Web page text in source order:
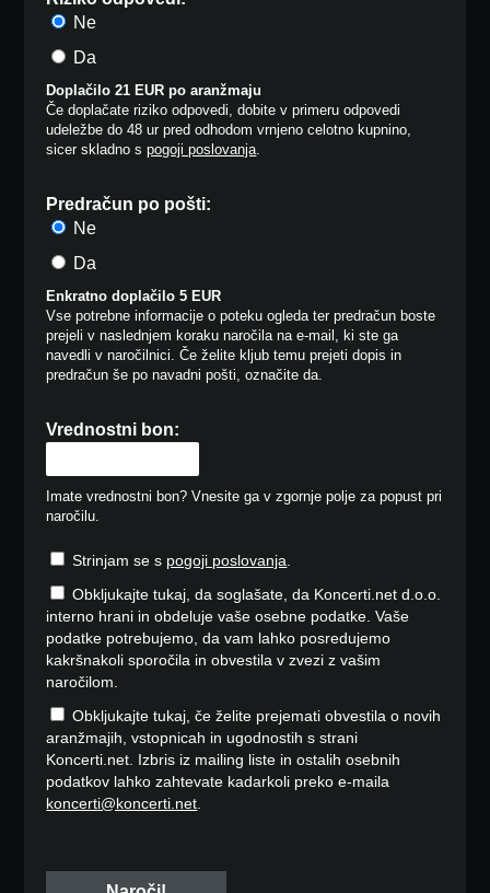
Ne
Da
Doplačilo 21 EUR po aranžmaju
Če doplačate riziko odpovedi, dobite v primeru odpovedi
udeležbe do 48 ur pred odhodom vrnjeno celotno kupnino,
sicer skladno spogoji poslovanja.
Predračun po pošti:
Ne
Da
Enkratno doplačilo 5 EUR
Vse potrebne informacije o poteku ogleda ter predračun boste
prejeli v naslednjem koraku naročila na e-mail, ki ste ga
navedli v naročilnici. Če želite kljub temu prejeti dopis in
predračun še po navadni pošti, označite da.
Vrednostni bon:
Imate vrednostni bon? Vnesite ga v zgornje polje za popust pri
naročilu.
Strinjam se s pogoji poslovanja.
Obkljukajte tukaj, da soglašate, da Koncerti.net d.o.o.
interno hrani in obdeluje vaše osebne podatke. Vaše
podatke potrebujemo, da vam lahko posredujemo
kakršnakoli sporočila in obvestila v zvezi z vašim
naročilom.
Obkljukajte tukaj, če želite prejemati obvestila o novih
aranžmajih, vstopnicah in ugodnostih s strani
Koncerti.net. Izbris iz mailing liste in ostalih osebnih
podatkov lahko zahtevate kadarkoli preko e-maila
koncerti@koncerti.net.